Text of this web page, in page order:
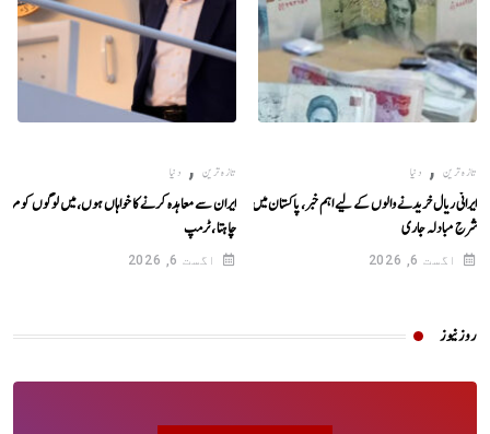
تازہ ترین, دنیا
ایرانی ریال خریدنے والوں کے لیے اہم خبر، پاکستان میں تازہ ترین
شرحِ مبادلہ جاری
اگست 6, 2026
تازہ ترین, دنیا
ایران سے معاہدہ کرنے کا خواہاں ہوں، میں لوگوں کو مرتا
چاہتا ، ٹرمپ
اگست 6, 2026
روز نیوز